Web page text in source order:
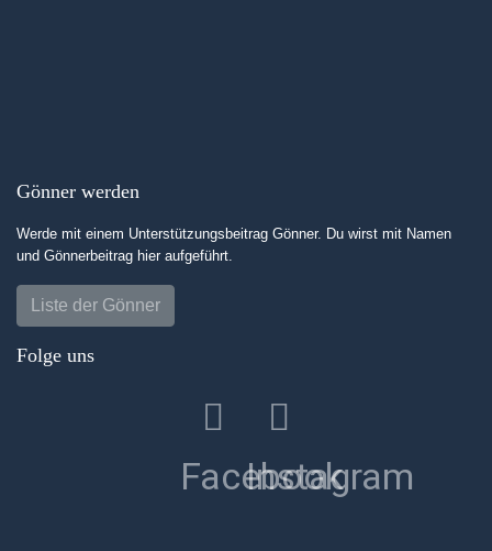
Gönner werden
Werde mit einem Unterstützungsbeitrag Gönner. Du wirst mit Namen
und Gönnerbeitrag hier aufgeführt.
Liste der Gönner
Folge uns
Facebook
Instagram